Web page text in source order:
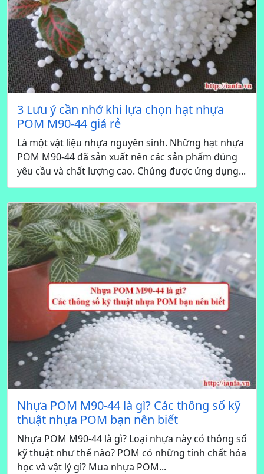
3 Lưu ý cần nhớ khi lựa chọn hạt nhựa
POM M90-44 giá rẻ
Là một vật liệu nhựa nguyên sinh. Những hạt nhựa
POM M90-44 đã sản xuất nên các sản phẩm đúng
yêu cầu và chất lượng cao. Chúng được ứng dụng...
Nhựa POM M90-44 là gì? Các thông số kỹ
thuật nhựa POM bạn nên biết
Nhựa POM M90-44 là gì? Loại nhựa này có thông số
kỹ thuật như thế nào? POM có những tính chất hóa
học và vật lý gì? Mua nhựa POM...